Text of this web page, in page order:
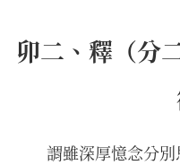
卯二、釋（分
謂雖深厚憶念分